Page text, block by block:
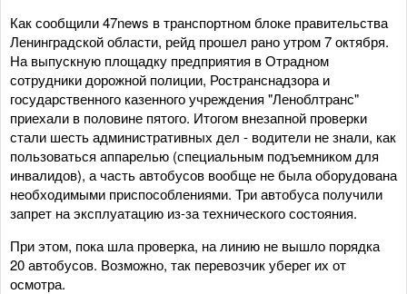
Как сообщили 47news в транспортном блоке правительства
Ленинградской области, рейд прошел рано утром 7 октября.
На выпускную площадку предприятия в Отрадном
сотрудники дорожной полиции, Ространснадзора и
государственного казенного учреждения "Леноблтранс"
приехали в половине пятого. Итогом внезапной проверки
стали шесть административных дел - водители не знали, как
пользоваться аппарелью (специальным подъемником для
инвалидов), а часть автобусов вообще не была оборудована
необходимыми приспособлениями. Три автобуса получили
запрет на эксплуатацию из-за технического состояния.
При этом, пока шла проверка, на линию не вышло порядка
20 автобусов. Возможно, так перевозчик уберег их от
осмотра.